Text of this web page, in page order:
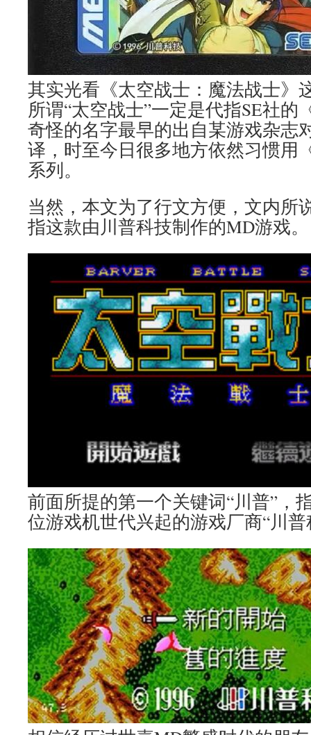
其实光看《太空战士：魔法战士》
所谓“太空战士”一定是代指SE社的
奇怪的名字最早的出自某游戏杂志
译，时至今日很多地方依然习惯用
系列。
当然，本文为了行文方便，文内所
指这款由川普科技制作的MD游戏。
前面所提的第一个关键词“川普”，
位游戏机世代兴起的游戏厂商“川普